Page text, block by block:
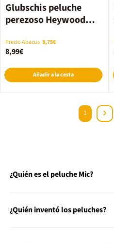
Glubschis peluche
perezoso Heywood
Precio Abacus 8,75€
8,99€
Añadir a la cesta
1
¿Quién es el peluche Mic?
¿Quién inventó los peluches?